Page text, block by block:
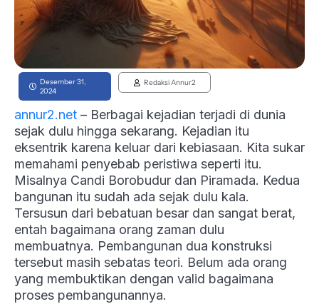
Desember 31,
2024
Redaksi Annur2
annur2.net – Berbagai kejadian terjadi di dunia
sejak dulu hingga sekarang. Kejadian itu
eksentrik karena keluar dari kebiasaan. Kita sukar
memahami penyebab peristiwa seperti itu.
Misalnya Candi Borobudur dan Piramada. Kedua
bangunan itu sudah ada sejak dulu kala.
Tersusun dari bebatuan besar dan sangat berat,
entah bagaimana orang zaman dulu
membuatnya. Pembangunan dua konstruksi
tersebut masih sebatas teori. Belum ada orang
yang membuktikan dengan valid bagaimana
proses pembangunannya.